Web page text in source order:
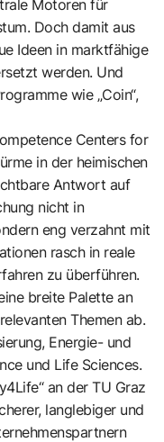
Motoren für
Doch damit aus
Ideen in marktfähige
werden. Und
wie „Coin“,
Centers for
in der heimischen
Antwort auf
nicht in
eng verzahnt mit
rasch in reale
zu überführen.
breite Palette an
Themen ab.
Energie- und
und Life Sciences.
an der TU Graz
langlebiger und